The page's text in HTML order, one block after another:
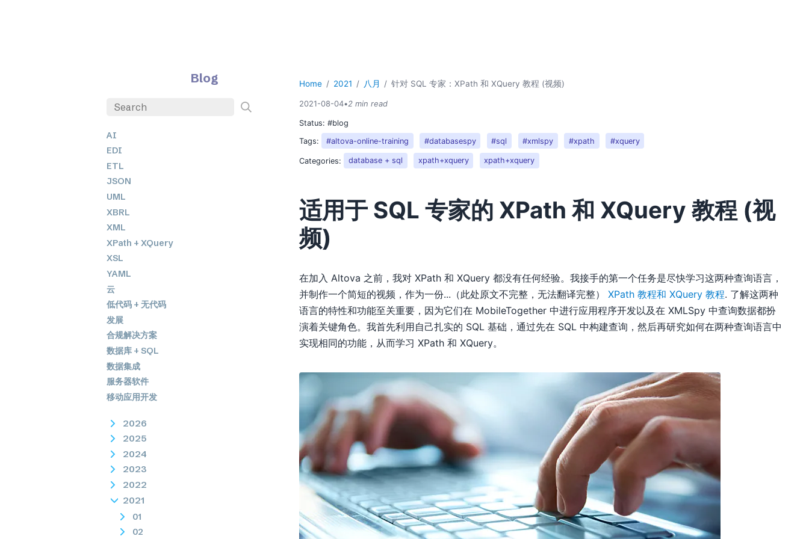
Blog
AI
EDI
ETL
JSON
UML
XBRL
XML
XPath + XQuery
XSL
YAML
云
低代码 + 无代码
发展
合规解决方案
数据库 + SQL
数据集成
服务器软件
移动应用开发
2026
2025
2024
2023
2022
2021
01
02
Home 2021 八月 针对 SQL 专家：XPath 和 XQuery 教程 (视频)
2021-08-04•2 min read
Status:#blog
Tags:
#altova-online-training #databasespy #sql #xmlspy #xpath #xquery
Categories: database + sql xpath+xquery xpath+xquery
适用于 SQL 专家的 XPath 和 XQuery 教程 (视
频)
在加入 Altova 之前，我对 XPath 和 XQuery 都没有任何经验。我接手的第一个任务是尽快学习这两种查询语言，
并制作一个简短的视频，作为一份...（此处原文不完整，无法翻译完整）XPath 教程和 XQuery 教程. 了解这两种
语言的特性和功能至关重要，因为它们在 MobileTogether 中进行应用程序开发以及在 XMLSpy 中查询数据都扮
演着关键角色。我首先利用自己扎实的 SQL 基础，通过先在 SQL 中构建查询，然后再研究如何在两种查询语言中
实现相同的功能，从而学习 XPath 和 XQuery。